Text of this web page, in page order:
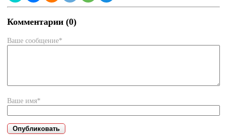
Комментарии (0)
Ваше сообщение*
Ваше имя*